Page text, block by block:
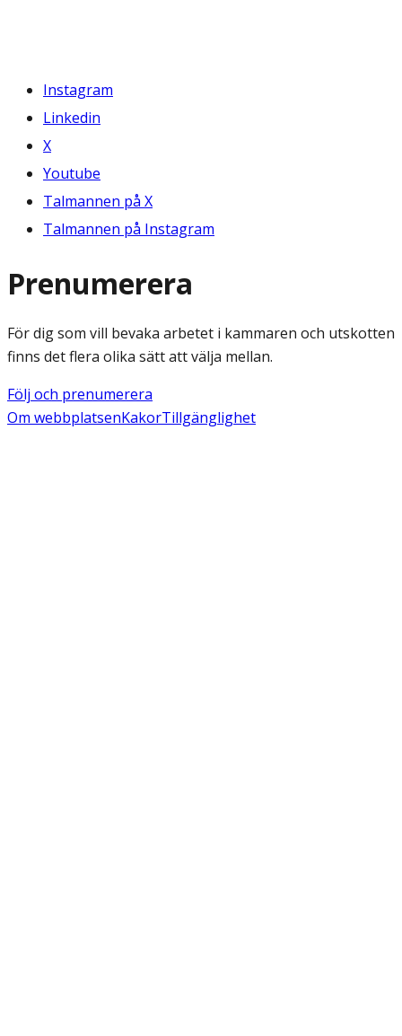
Instagram
Linkedin
X
Youtube
Talmannen på X
Talmannen på Instagram
Prenumerera
För dig som vill bevaka arbetet i kammaren och utskotten
finns det flera olika sätt att välja mellan.
Följ och prenumerera
Om webbplatsenKakorTillgänglighet